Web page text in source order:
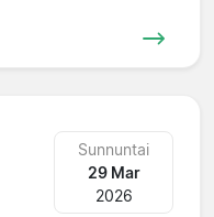
Sunnuntai
29 Mar
2026